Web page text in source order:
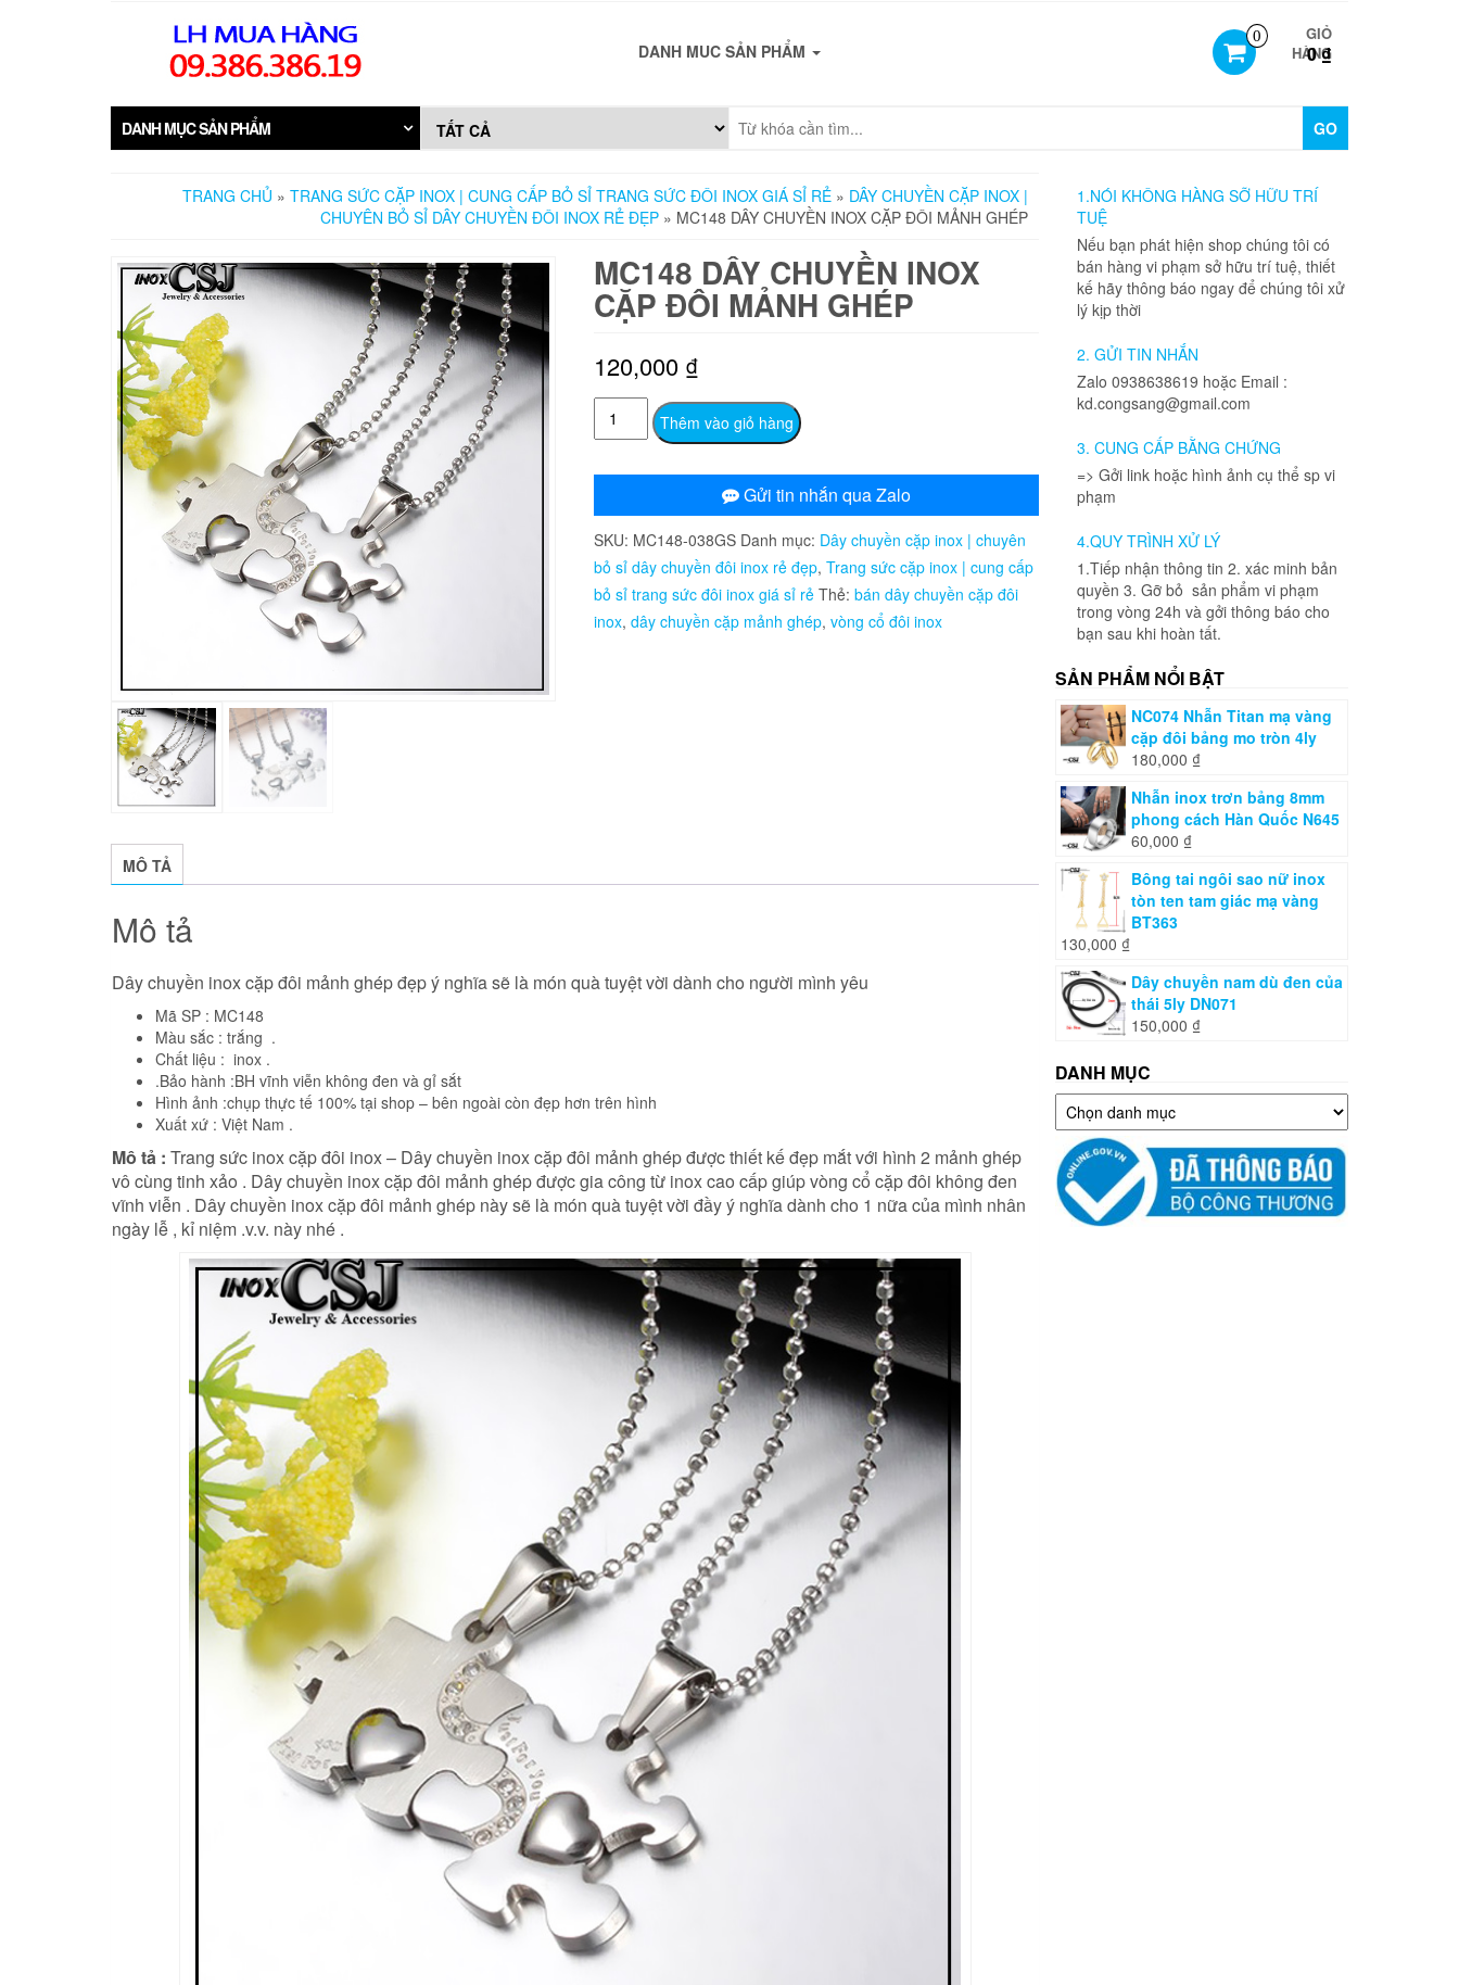
0
GIỎ
HÀNG
0 ₫
DANH MUC SẢN PHẨM
DANH MỤC SẢN PHẨM GO
TRANG CHỦ » TRANG SỨC CẶP INOX | CUNG CẤP BỎ SỈ TRANG SỨC ĐÔI INOX GIÁ SỈ RẺ » DÂY CHUYỀN CẶP INOX |
CHUYÊN BỎ SỈ DÂY CHUYỀN ĐÔI INOX RẺ ĐẸP » MC148 DÂY CHUYỀN INOX CẶP ĐÔI MẢNH GHÉP
MC148 DÂY CHUYỀN INOX
CẶP ĐÔI MẢNH GHÉP
120,000 ₫
MC148
Dây
cặp
đôi
mảnh
ghép
số
Thêm vào giỏ hàng
Gửi tin nhắn qua Zalo
SKU: MC148-038GS Danh mục: Dây chuyền cặp inox | chuyên
bỏ sỉ dây chuyền đôi inox rẻ đẹp, Trang sức cặp inox | cung cấp
bỏ sỉ trang sức đôi inox giá sỉ rẻ Thẻ: bán dây chuyền cặp đôi
inox, dây chuyền cặp mảnh ghép, vòng cổ đôi inox
MÔ TẢ
Mô tả
Dây chuyền inox cặp đôi mảnh ghép đẹp ý nghĩa sẽ là món quà tuyệt vời dành cho người mình yêu
Mã SP : MC148
Màu sắc : trắng .
Chất liệu : inox .
.Bảo hành :BH vĩnh viễn không đen và gỉ sắt
Hình ảnh :chụp thực tế 100% tại shop – bên ngoài còn đẹp hơn trên hình
Xuất xứ : Việt Nam .
Mô tả : Trang sức inox cặp đôi inox – Dây chuyền inox cặp đôi mảnh ghép được thiết kế đẹp mắt với hình 2 mảnh ghép
vô cùng tinh xảo . Dây chuyền inox cặp đôi mảnh ghép được gia công từ inox cao cấp giúp vòng cổ cặp đôi không đen
vĩnh viễn . Dây chuyền inox cặp đôi mảnh ghép này sẽ là món quà tuyệt vời đầy ý nghĩa dành cho 1 nữa của mình nhân
ngày lễ , kỉ niệm .v.v. này nhé .
1.NÓI KHÔNG HÀNG SỠ HỮU TRÍ
TUỆ
Nếu bạn phát hiện shop chúng tôi có
bán hàng vi phạm sở hữu trí tuệ, thiết
kế hãy thông báo ngay để chúng tôi xử
lý kịp thời
2. GỬI TIN NHẮN
Zalo 0938638619 hoặc Email :
kd.congsang@gmail.com
3. CUNG CẤP BẰNG CHỨNG
=> Gởi link hoặc hình ảnh cụ thể sp vi
phạm
4.QUY TRÌNH XỬ LÝ
1.Tiếp nhận thông tin 2. xác minh bản
quyền 3. Gỡ bỏ sản phẩm vi phạm
trong vòng 24h và gởi thông báo cho
bạn sau khi hoàn tất.
SẢN PHẨM NỔI BẬT
NC074 Nhẫn Titan mạ vàng
cặp đôi bảng mo tròn 4ly
180,000 ₫
Nhẫn inox trơn bảng 8mm
phong cách Hàn Quốc N645
60,000 ₫
Bông tai ngôi sao nữ inox
tòn ten tam giác mạ vàng
BT363
130,000 ₫
Dây chuyền nam dù đen của
thái 5ly DN071
150,000 ₫
DANH MỤC
Danh
mục